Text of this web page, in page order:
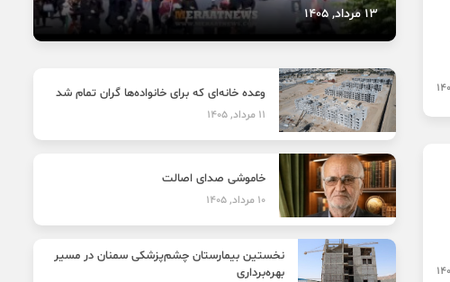
13 مرداد, 1405
وعده خانه‌ای که برای خانواده‌ها گران تمام شد
11 مرداد, 1405
خاموشی صدای اصالت
10 مرداد, 1405
نخستین بیمارستان چشم‌پزشکی سمنان در مسیر
بهره‌برداری